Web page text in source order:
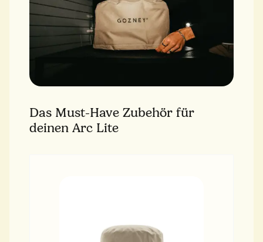
Das Must-Have Zubehör für
deinen Arc Lite